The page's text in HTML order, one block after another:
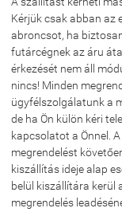
Kérjük csak abban az
abroncsot, ha
futárcégnek az áru
érkezését nem áll
nincs! Minden
ügyfélszolgálatunk a
de ha Ön külön kéri
kapcsolatot a Önnel.
megrendelést
kiszállítás ideje alap
belül kiszállítára kerül
megrendelés